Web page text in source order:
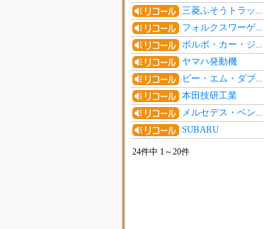
三菱ふそうトラッ...
フォルクスワーゲ...
ボルボ・カー・ジ...
ヤマハ発動機
ビー・エム・ダブ...
本田技研工業
メルセデス・ベン...
SUBARU
24件中 1～20件